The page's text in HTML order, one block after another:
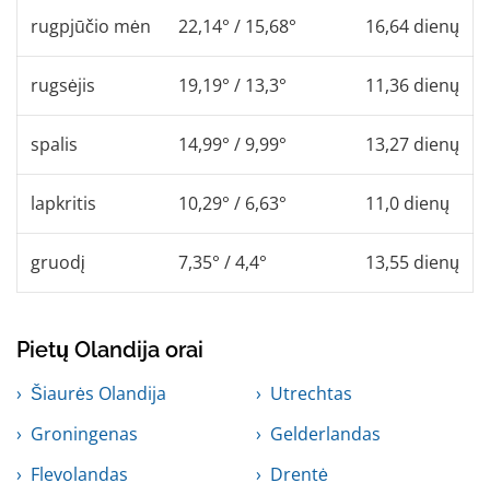
rugpjūčio mėn 22,14° / 15,68° 16,64 dienų
rugsėjis 19,19° / 13,3° 11,36 dienų
spalis 14,99° / 9,99° 13,27 dienų
lapkritis 10,29° / 6,63° 11,0 dienų
gruodį 7,35° / 4,4° 13,55 dienų
Pietų Olandija orai
Šiaurės Olandija
Utrechtas
Groningenas
Gelderlandas
Flevolandas
Drentė